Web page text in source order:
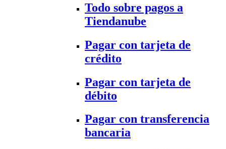
Todo sobre pagos a
Tiendanube
Pagar con tarjeta de
crédito
Pagar con tarjeta de
débito
Pagar con transferencia
bancaria